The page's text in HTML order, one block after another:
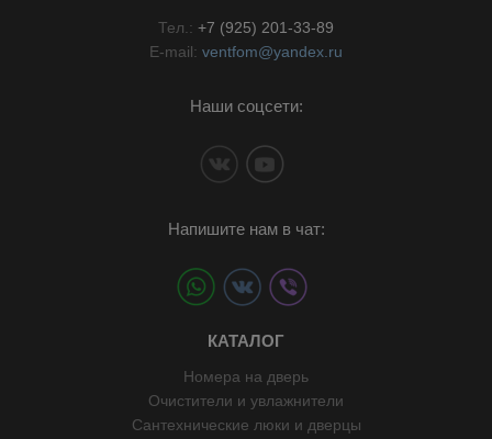
Тел.: +7 (925) 201-33-89
E-mail: ventfom@yandex.ru
Наши соцсети:
Напишите нам в чат:
КАТАЛОГ
Номера на дверь
Очистители и увлажнители
Сантехнические люки и дверцы